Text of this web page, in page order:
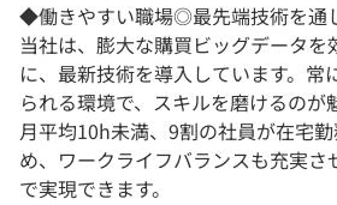
◆働きやすい職場◎最先端技術を通
当社は、膨大な購買ビッグデータを
に、最新技術を導入しています。常
られる環境で、スキルを磨けるのが
月平均10h未満、9割の社員が在宅
め、ワークライフバランスも充実
で実現できます。